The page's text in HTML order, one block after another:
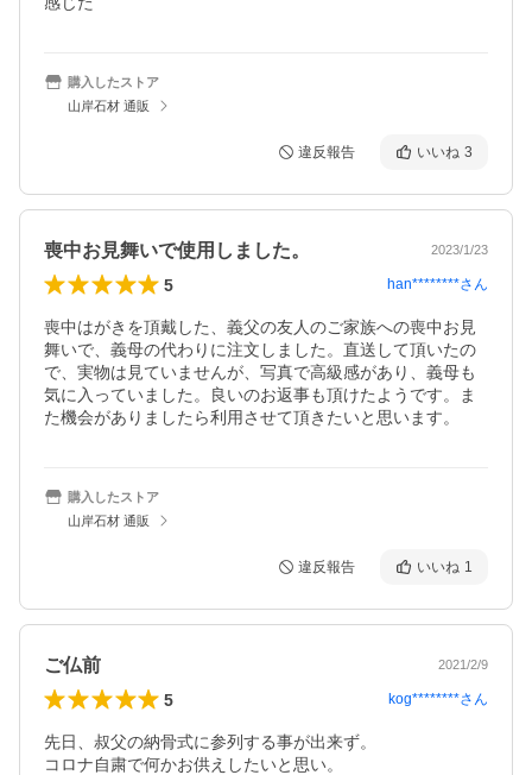
購入したストア
山岸石材 通販
違反報告 いいね 3
喪中お見舞いで使用しました。 2023/1/23
5 han********さん
喪中はがきを頂戴した、義父の友人のご家族への喪中お見
舞いで、義母の代わりに注文しました。直送して頂いたの
で、実物は見ていませんが、写真で高級感があり、義母も
気に入っていました。良いのお返事も頂けたようです。ま
た機会がありましたら利用させて頂きたいと思います。
購入したストア
山岸石材 通販
違反報告 いいね 1
ご仏前 2021/2/9
5 kog********さん
先日、叔父の納骨式に参列する事が出来ず。
コロナ自粛で何かお供えしたいと思い。